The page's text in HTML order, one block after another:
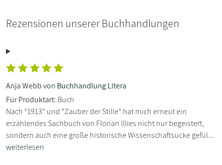
Rezensionen unserer Buchhandlungen
Anja Webb von Buchhandlung Litera
Für Produktart: Buch
Nach "1913" und "Zauber der Stille" hat mich erneut ein
erzählendes Sachbuch von Florian Illies nicht nur begeistert,
sondern auch eine große historische Wissenschaftsücke gefül...
weiterlesen